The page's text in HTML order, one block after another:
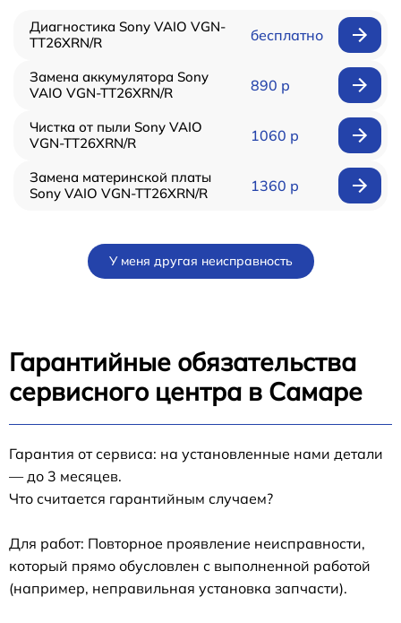
Диагностика Sony VAIO VGN-
TT26XRN/R
бесплатно
Замена аккумулятора Sony
VAIO VGN-TT26XRN/R
890 р
Чистка от пыли Sony VAIO
VGN-TT26XRN/R
1060 р
Замена материнской платы
Sony VAIO VGN-TT26XRN/R
1360 р
У меня другая неисправность
Гарантийные обязательства
сервисного центра в Самаре
Гарантия от сервиса: на установленные нами детали
— до 3 месяцев.
Что считается гарантийным случаем?
Для работ: Повторное проявление неисправности,
который прямо обусловлен с выполненной работой
(например, неправильная установка запчасти).